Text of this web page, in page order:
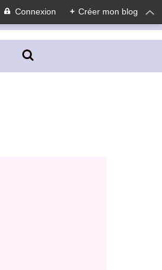
Connexion + Créer mon blog